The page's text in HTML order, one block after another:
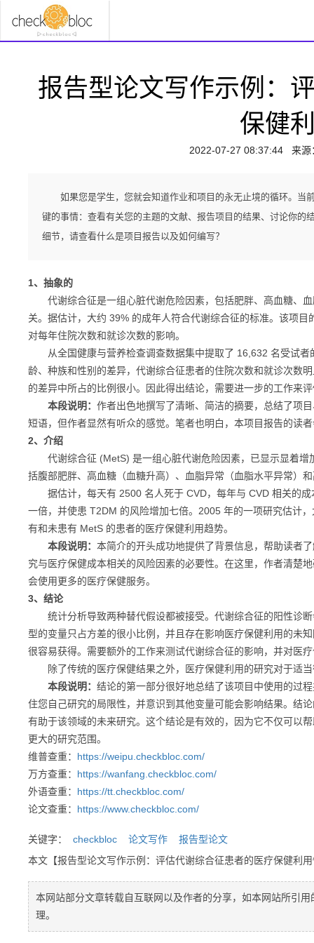
报告型论文写作示例：
保健
2022-07-27 08:37:44来源
如果您是学生，您就会知道作业和项目的永无止境的循环。当
键的事情：查看有关您的主题的文献、报告项目的结果、讨论你
细节，请查看什么是项目报告以及如何编写？
1、抽象的
代谢综合征是一组心脏代谢危险因素，包括肥胖、高血糖、血
关。据估计，大约 39% 的成年人符合代谢综合征的标准。该项
对每年住院次数和就诊次数的影响。
从全国健康与营养检查调查数据集中提取了 16,632 名受试者
龄、种族和性别的差异，代谢综合征患者的住院次数和就诊次数
的差异中所占的比例很小。因此得出结论，需要进一步的工作来
本段说明： 作者出色地撰写了清晰、简洁的摘要，总结了项
短语，但作者显然有听众的感觉。笔者也明白，本项目报告的读
2、介绍
代谢综合征 (MetS) 是一组心脏代谢危险因素，已显示显着增
括腹部肥胖、高血糖（血糖升高）、血脂异常（血脂水平异常）
据估计，每天有 2500 名人死于 CVD，每年与 CVD 相关的成
一倍，并使患 T2DM 的风险增加七倍。2005 年的一项研究估计
有和未患有 MetS 的患者的医疗保健利用趋势。
本段说明： 本简介的开头成功地提供了背景信息，帮助读者
究与医疗保健成本相关的风险因素的必要性。在这里，作者清楚
会使用更多的医疗保健服务。
3、结论
统计分析导致两种替代假设都被接受。代谢综合征的阳性诊断
型的变量只占方差的很小比例，并且存在影响医疗保健利用的未
很容易获得。需要额外的工作来测试代谢综合征的影响，并对医
除了传统的医疗保健结果之外，医疗保健利用的研究对于适当
本段说明： 结论的第一部分很好地总结了该项目中使用的过
住您自己研究的局限性，并意识到其他变量可能会影响结果。结
有助于该领域的未来研究。这个结论是有效的，因为它不仅可以
更大的研究范围。
维普查重： https://weipu.checkbloc.com/
万方查重： https://wanfang.checkbloc.com/
外语查重： https://tt.checkbloc.com/
论文查重： https://www.checkbloc.com/
关键字： checkbloc 论文写作
报告型论文
本文【报告型论文写作示例：评估代谢综合征患者的医疗保健利
本网站部分文章转载自互联网以及作者的分享，如本网站所引
理。